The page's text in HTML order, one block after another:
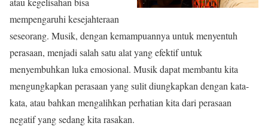
mempengaruhi kesejahteraan
seseorang. Musik, dengan kemampuannya untuk menyentuh
perasaan, menjadi salah satu alat yang efektif untuk
menyembuhkan luka emosional. Musik dapat membantu kita
mengungkapkan perasaan yang sulit diungkapkan dengan kata-
kata, atau bahkan mengalihkan perhatian kita dari perasaan
negatif yang sedang kita rasakan.